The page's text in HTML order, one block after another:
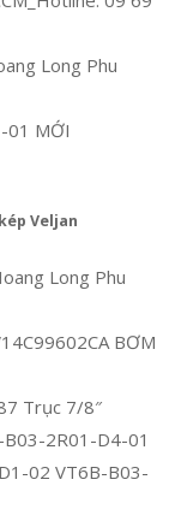
Long Phu
01 MỚI
Veljan
Long Phu
BƠM
Trục 7/8″
2R01-D4-01
02 VT6B-B03-